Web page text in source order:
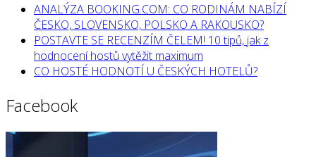
ANALÝZA BOOKING.COM: CO RODINÁM NABÍZÍ
ČESKO, SLOVENSKO, POLSKO A RAKOUSKO?
POSTAVTE SE RECENZÍM ČELEM! 10 tipů, jak z
hodnocení hostů vytěžit maximum
CO HOSTÉ HODNOTÍ U ČESKÝCH HOTELŮ?
Facebook